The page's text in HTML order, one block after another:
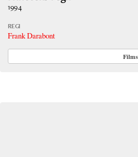
1994
REGI
Frank Darabont